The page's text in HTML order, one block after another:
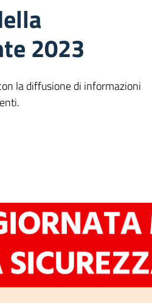
2023
la diffusione di informazioni